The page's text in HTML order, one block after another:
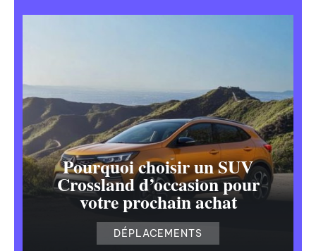
Pourquoi choisir un SUV
Crossland d’occasion pour
votre prochain achat
DÉPLACEMENTS